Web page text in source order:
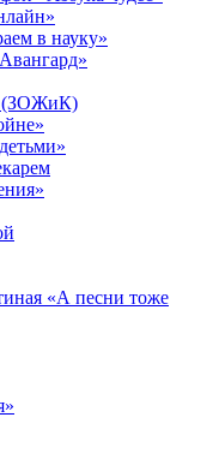
в науку»
(ЗОЖиК)
«А песни тоже